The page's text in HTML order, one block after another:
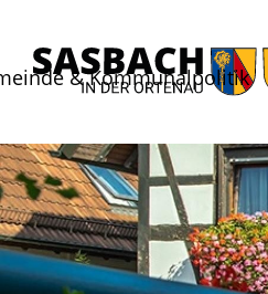
& Kommunalpolitik